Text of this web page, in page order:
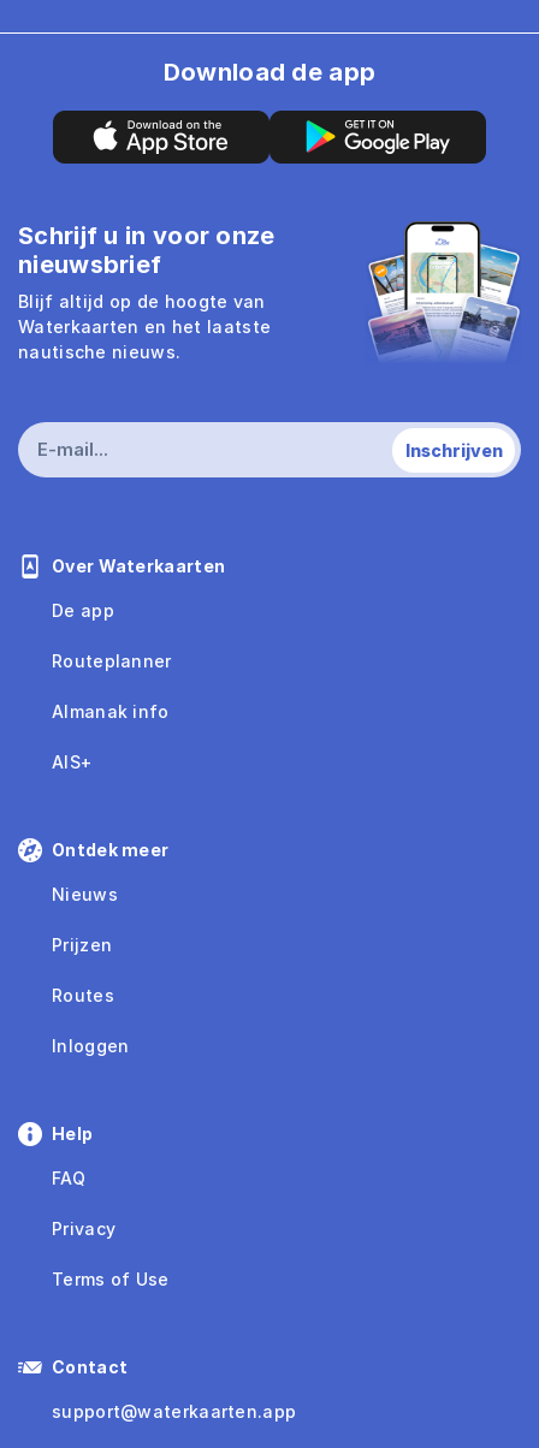
Over Waterkaarten
De app
Routeplanner
Almanak info
AIS+
Ontdek meer
Nieuws
Prijzen
Routes
Inloggen
Help
FAQ
Privacy
Terms of Use
Contact
support@waterkaarten.app
Download de app
Schrijf u in voor onze
nieuwsbrief
Blijf altijd op de hoogte van
Waterkaarten en het laatste
nautische nieuws.